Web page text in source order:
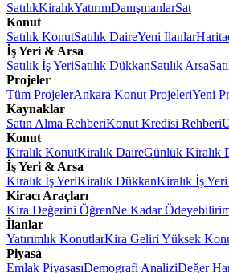
SatılıkKiralıkYatırımDanışmanlarSat
Konut
Satılık KonutSatılık DaireYeni İlanlar
İş Yeri & Arsa
Satılık İş YeriSatılık DükkanSatılık Arsa
Projeler
Tüm ProjelerAnkara Konut ProjeleriYeni
Kaynaklar
Satın Alma RehberiKonut Kredisi Rehberi
Konut
Kiralık KonutKiralık DaireGünlük Kiralık
İş Yeri & Arsa
Kiralık İş YeriKiralık DükkanKiralık İş Yeri
Kiracı Araçları
Kira Değerini ÖğrenNe Kadar
İlanlar
Yatırımlık KonutlarKira Geliri Yüksek
Piyasa
Emlak PiyasasıDemografi AnaliziDeğer